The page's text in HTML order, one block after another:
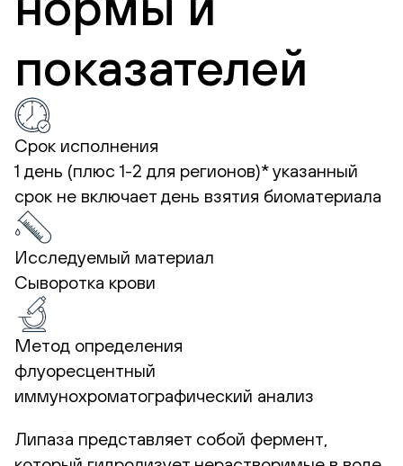
показателей
Срок исполнения
1 день (плюс 1-2 для регионов)*указанный
срок не включает день взятия биоматериала
Исследуемый материал
Сыворотка крови
Метод определения
флуоресцентный
иммунохроматографический анализ
Липаза представляет собой фермент,